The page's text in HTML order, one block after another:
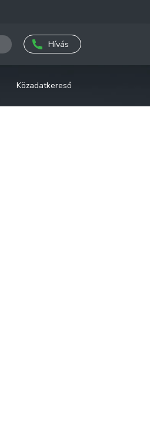
Hívás
Közadatkereső